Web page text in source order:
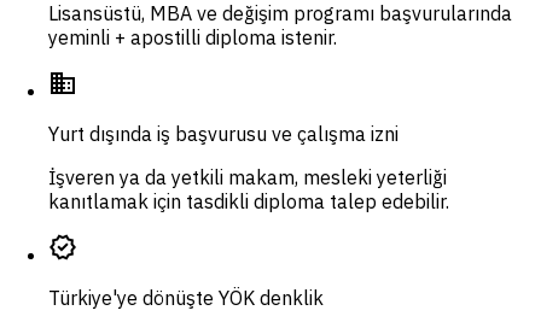
Lisansüstü, MBA ve değişim programı başvurularında
yeminli + apostilli diploma istenir.
domain
Yurt dışında iş başvurusu ve çalışma izni
İşveren ya da yetkili makam, mesleki yeterliği
kanıtlamak için tasdikli diploma talep edebilir.
verified
Türkiye'ye dönüşte YÖK denklik